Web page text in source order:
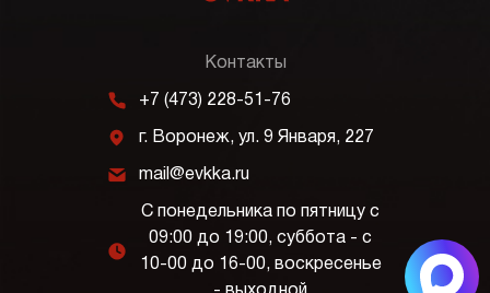
Контакты
m +7 (473) 228-51-76
j г. Воронеж, ул. 9 Января, 227
k mail@evkka.ru
l
С понедельника по пятницу с
09:00 до 19:00, суббота - с
10-00 до 16-00, воскресенье